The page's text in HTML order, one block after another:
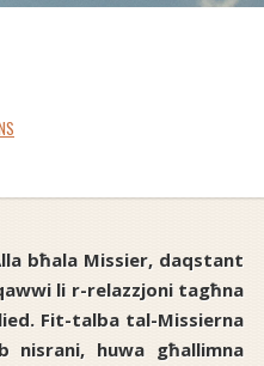
bħala Missier, daqstant
li r-relazzjoni tagħna
Fit-talba tal-Missierna
huwa għallimna